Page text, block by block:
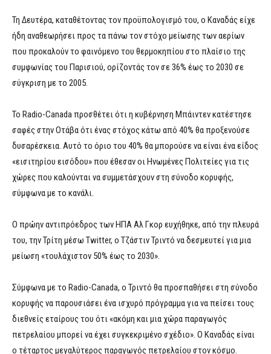
Τη Δευτέρα, καταθέτοντας τον προϋπολογισμό του, ο Καναδάς είχε
ήδη αναθεωρήσει προς τα πάνω τον στόχο μείωσης των αερίων
που προκαλούν το φαινόμενο του θερμοκηπίου στο πλαίσιο της
συμφωνίας του Παρισιού, ορίζοντάς τον σε 36% έως το 2030 σε
σύγκριση με το 2005.
Το Radio-Canada προσθέτει ότι η κυβέρνηση Μπάιντεν κατέστησε
σαφές στην Οτάβα ότι ένας στόχος κάτω από 40% θα προξενούσε
δυσαρέσκεια. Αυτό το όριο του 40% θα μπορούσε να είναι ένα είδος
«εισιτηρίου εισόδου» που έθεσαν οι Ηνωμένες Πολιτείες για τις
χώρες που καλούνται να συμμετάσχουν στη σύνοδο κορυφής,
σύμφωνα με το κανάλι.
Ο πρώην αντιπρόεδρος των ΗΠΑ Αλ Γκορ ευχήθηκε, από την πλευρά
του, την Τρίτη μέσω Twitter, ο Τζάστιν Τριντό να δεσμευτεί για μια
μείωση «τουλάχιστον 50% έως το 2030».
Σύμφωνα με το Radio-Canada, ο Τριντό θα προσπαθήσει στη σύνοδο
κορυφής να παρουσιάσει ένα ισχυρό πρόγραμμα για να πείσει τους
διεθνείς εταίρους του ότι «ακόμη και μια χώρα παραγωγός
πετρελαίου μπορεί να έχει συγκεκριμένο σχέδιο». Ο Καναδάς είναι
ο τέταρτος μεγαλύτερος παραγωγός πετρελαίου στον κόσμο.